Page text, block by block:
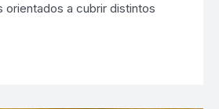
orientados a cubrir distintos